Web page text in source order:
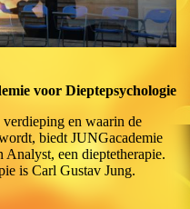
voor Dieptepsychologie
en waarin de
biedt JUNGacademie
een dieptetherapie.
is Carl Gustav Jung.